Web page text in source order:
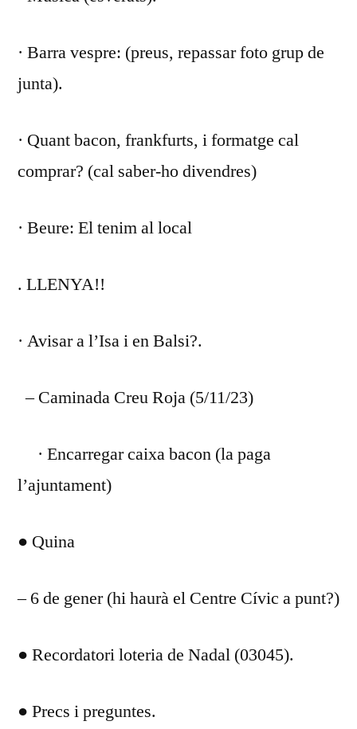
· Barra vespre: (preus, repassar foto grup de
junta).
· Quant bacon, frankfurts, i formatge cal
comprar? (cal saber-ho divendres)
· Beure: El tenim al local
. LLENYA!!
· Avisar a l’Isa i en Balsi?.
– Caminada Creu Roja (5/11/23)
· Encarregar caixa bacon (la paga
l’ajuntament)
● Quina
– 6 de gener (hi haurà el Centre Cívic a punt?)
● Recordatori loteria de Nadal (03045).
● Precs i preguntes.